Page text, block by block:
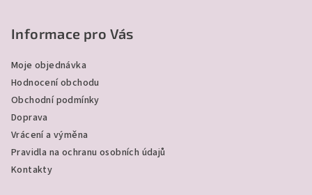
Informace pro Vás
Moje objednávka
Hodnocení obchodu
Obchodní podmínky
Doprava
Vrácení a výměna
Pravidla na ochranu osobních údajů
Kontakty